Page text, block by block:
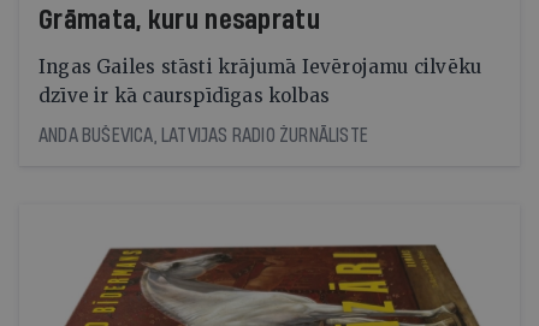
Grāmata, kuru nesapratu
Ingas Gailes stāsti krājumā Ievērojamu cilvēku
dzīve ir kā caurspīdīgas kolbas
ANDA BUŠEVICA, LATVIJAS RADIO ŽURNĀLISTE